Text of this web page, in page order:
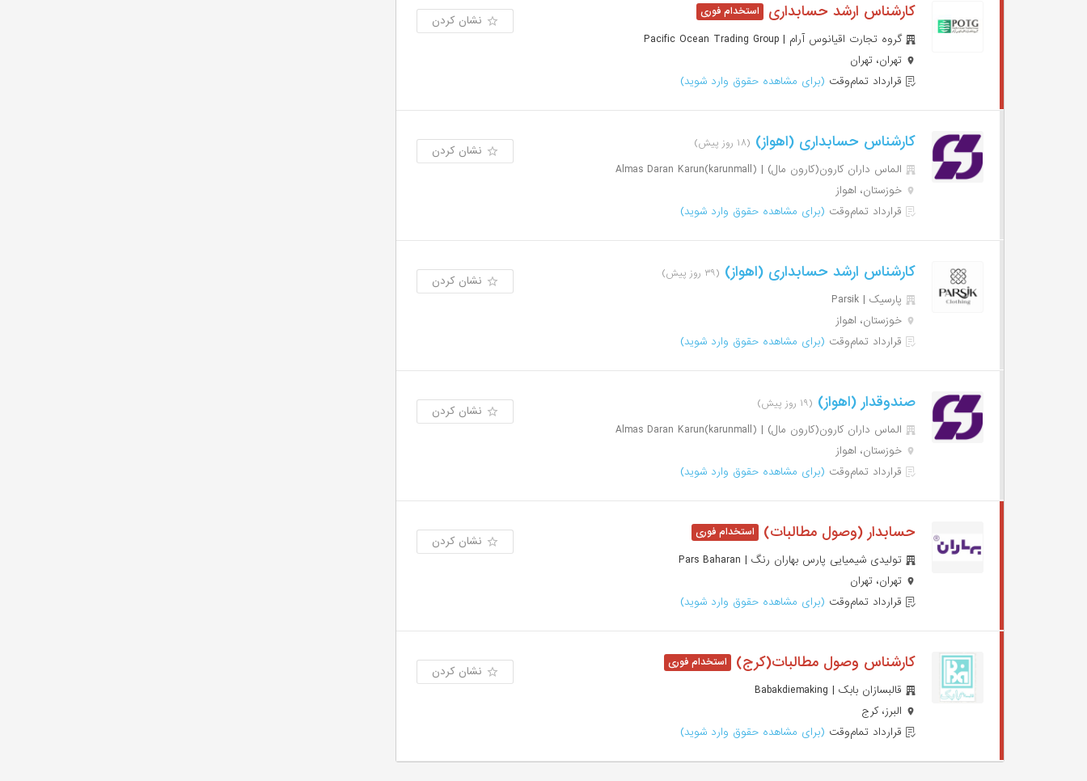
کارشناس ارشد حسابداری
گروه تجارت اقیانوس آرام | Pacific Ocean Trading Group
تهران، تهران
قرارداد تمام‌وقت (برای مشاهده حقوق وارد شوید)
نشان کردن
کارشناس حسابداری (اهواز) (۱۸ روز پیش)
الماس داران کارون(کارون مال) | Almas Daran Karun(karunmall)
خوزستان، اهواز
قرارداد تمام‌وقت (برای مشاهده حقوق وارد شوید)
نشان کردن
کارشناس ارشد حسابداری (اهواز) (۳۹ روز پیش)
پارسیک | Parsik
خوزستان، اهواز
قرارداد تمام‌وقت (برای مشاهده حقوق وارد شوید)
نشان کردن
صندوقدار (اهواز) (۱۹ روز پیش)
الماس داران کارون(کارون مال) | Almas Daran Karun(karunmall)
خوزستان، اهواز
قرارداد تمام‌وقت (برای مشاهده حقوق وارد شوید)
نشان کردن
حسابدار (وصول مطالبات)
تولیدی شیمیایی پارس بهاران رنگ | Pars Baharan
تهران، تهران
قرارداد تمام‌وقت (برای مشاهده حقوق وارد شوید)
نشان کردن
کارشناس وصول مطالبات(کرج)
قالبسازان بابک | Babakdiemaking
البرز، کرج
قرارداد تمام‌وقت (برای مشاهده حقوق وارد شوید)
نشان کردن